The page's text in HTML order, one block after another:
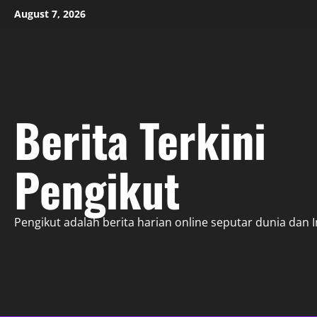
SkipAugust 7, 2026
Berita Terkini
Pengikut
Pengikut adalah berita harian online seputar dunia dan